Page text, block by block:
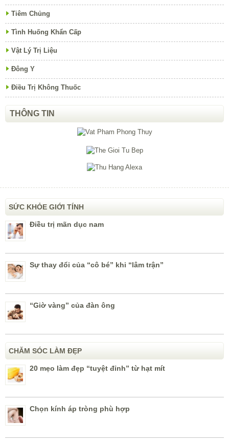
Tiêm Chủng
Tình Huống Khẩn Cấp
Vật Lý Trị Liệu
Đông Y
Điều Trị Không Thuốc
THÔNG TIN
SỨC KHỎE GIỚI TÍNH
Điều trị mãn dục nam
Sự thay đổi của “cô bé” khi “lâm trận”
“Giờ vàng” của đàn ông
CHĂM SÓC LÀM ĐẸP
20 mẹo làm đẹp “tuyệt đỉnh” từ hạt mít
Chọn kính áp tròng phù hợp